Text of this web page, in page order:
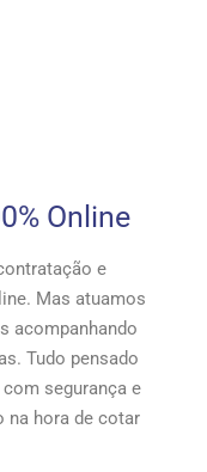
Online
e
Mas atuamos
acompanhando
Tudo pensado
segurança e
na hora de cotar